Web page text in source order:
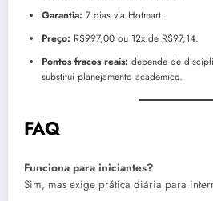
Garantia: 7 dias via Hotmart.
Preço: R$997,00 ou 12x de R$97,14.
Pontos fracos reais: depende de
substitui planejamento acadêmico.
FAQ
Funciona para iniciantes?
Sim, mas exige prática diária para